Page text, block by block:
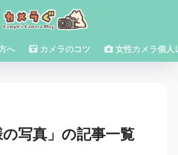
へ カメラのコツ 女性カメラ個人
の写真」の記事一覧